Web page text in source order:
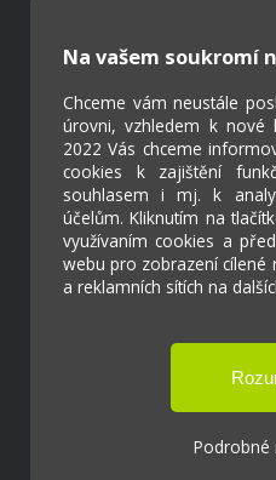
Na vašem soukromí
Chceme vám neustále
úrovni, vzhledem k nové
2022 Vás chceme
cookies k zajištění
souhlasem i mj. k
účelům. Kliknutím na
využívaním cookies a
webu pro zobrazení cílené
a reklamních sítích na
Podrobné
Virtuální
Základní škola a
Tvorba